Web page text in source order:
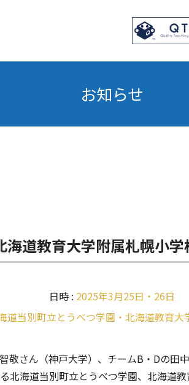
お知らせ
道教育大学附属札幌小学
日時 : 2025年3月25日・26日
道当別町立とうべつ学園・北海道教育大
敬さん（神戸大学）、チームB・Dの田
北海道当別町立とうべつ学園、北海道